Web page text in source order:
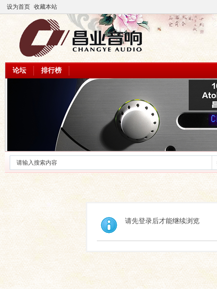
设为首页 收藏本站
论坛 排行榜
请先登录后才能继续浏览